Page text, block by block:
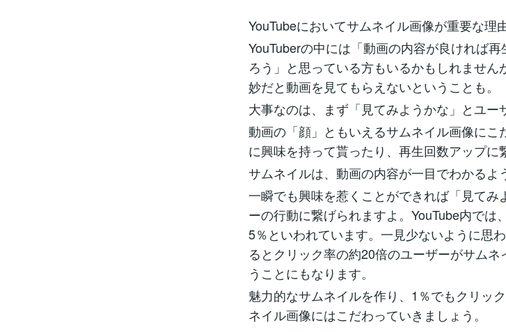
YouTubeにおいてサムネイル画像が重要な理
YouTuberの中には「動画の内容が良ければ
ろう」と思っている方もいるかもしれませ
妙だと動画を見てもらえないということも。
大事なのは、まず「見てみようかな」とユー
動画の「顔」ともいえるサムネイル画像に
に興味を持って貰ったり、再生回数アップに
サムネイルは、動画の内容が一目でわかるよ
一瞬でも興味を惹くことができれば「見て
ーの行動に繋げられますよ。YouTube内では
5％といわれています。一見少ないように思
るとクリック率の約20倍のユーザーがサム
うことにもなります。
魅力的なサムネイルを作り、1％でもクリッ
ネイル画像にはこだわっていきましょう。